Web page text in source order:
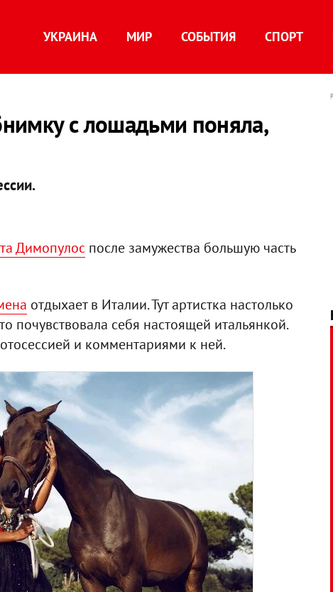
УКРАИНА МИР СОБЫТИЯ СПОРТ
с лошадьми поняла,
Димопулос после замужества большую часть
отдыхает в Италии. Тут артистка настолько
почувствовала себя настоящей итальянкой.
и комментариями к ней.